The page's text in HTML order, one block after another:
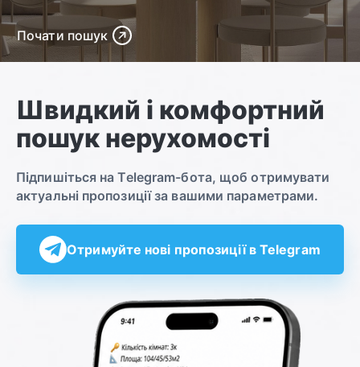
Почати пошук
Швидкий і комфортний
пошук нерухомості
Підпишіться на Telegram-бота, щоб отримувати
актуальні пропозиції за вашими параметрами.
Отримуйте нові пропозиції в Telegram